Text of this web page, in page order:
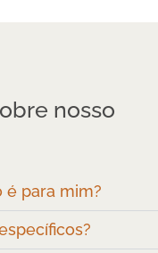
nosso
é para mim?